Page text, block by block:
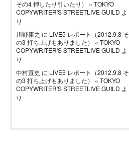
その4 押したり引いたり） « TOKYO
COPYWRITER'S STREETLIVE GUILD よ
り
川野康之 に LIVE5 レポート（2012.9.8 そ
の3 打ち上げもありました） « TOKYO
COPYWRITER'S STREETLIVE GUILD よ
り
中村直史 に LIVE5 レポート（2012.9.8 そ
の3 打ち上げもありました） « TOKYO
COPYWRITER'S STREETLIVE GUILD よ
り